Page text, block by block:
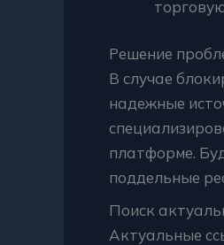
Решение
В случае
надежные
платформе.
поддельные
Поиск
Актуальные